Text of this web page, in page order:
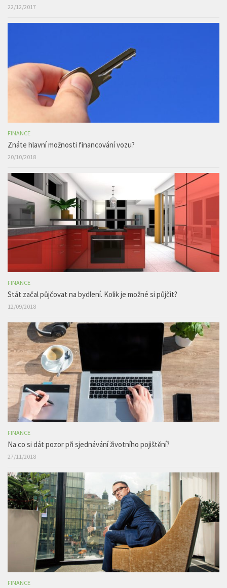
22/12/2017
FINANCE
Znáte hlavní možnosti financování vozu?
20/10/2018
FINANCE
Stát začal půjčovat na bydlení. Kolik je možné si půjčit?
12/09/2018
FINANCE
Na co si dát pozor při sjednávání životního pojištění?
27/11/2018
FINANCE